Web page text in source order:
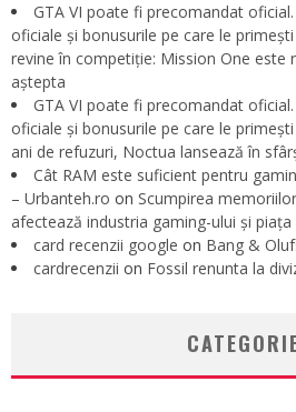
GTA VI poate fi precomandat
oficiale și bonusurile pe care le
revine în competiție: Mission One este
aștepta
GTA VI poate fi precomandat
oficiale și bonusurile pe care le
ani de refuzuri, Noctua lansează în
Cât RAM este suficient pentru
– Urbanteh.ro on Scumpirea
afectează industria gaming-ului și
card recenzii google on Bang &
cardrecenzii on Fossil renunta la